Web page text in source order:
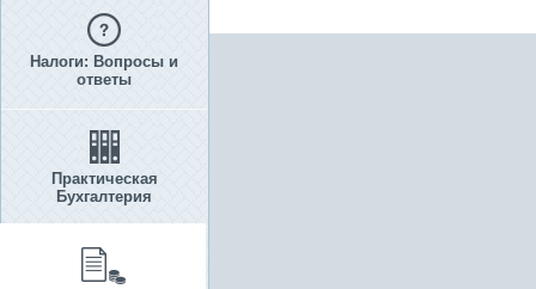
Налоги: Вопросы и
ответы
Практическая
Бухгалтерия